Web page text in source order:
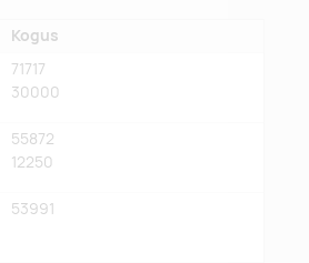
Kogus
71717
30000
55872
12250
53991